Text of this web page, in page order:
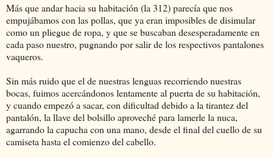
Más que andar hacia su habitación (la 312) parecía que nos
empujábamos con las pollas, que ya eran imposibles de disimular
como un pliegue de ropa, y que se buscaban desesperadamente en
cada paso nuestro, pugnando por salir de los respectivos pantalones
vaqueros.
Sin más ruido que el de nuestras lenguas recorriendo nuestras
bocas, fuimos acercándonos lentamente al puerta de su habitación,
y cuando empezó a sacar, con dificultad debido a la tirantez del
pantalón, la llave del bolsillo aproveché para lamerle la nuca,
agarrando la capucha con una mano, desde el final del cuello de su
camiseta hasta el comienzo del cabello.